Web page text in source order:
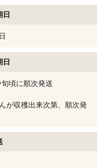
日
日
頃に順次発送
が収穫出来次第、順次発